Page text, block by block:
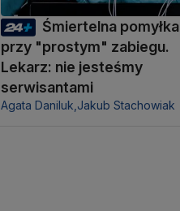
Śmiertelna pomyłka
przy "prostym" zabiegu.
Lekarz: nie jesteśmy
serwisantami
Agata Daniluk, Jakub Stachowiak